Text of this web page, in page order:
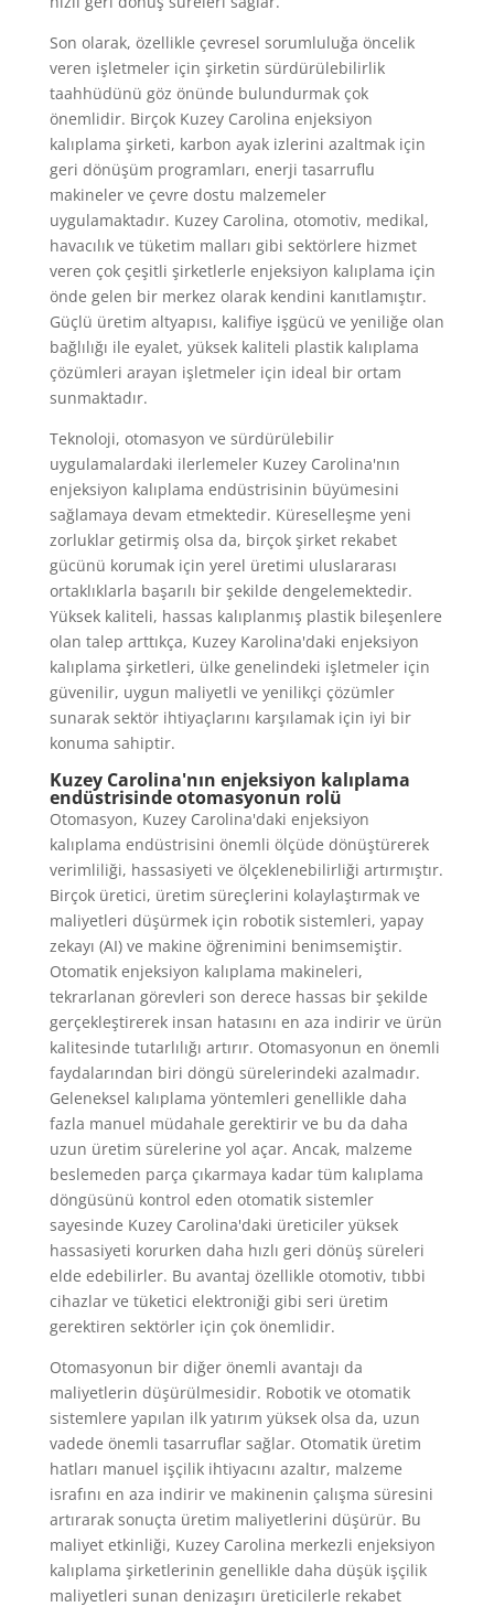
Son olarak, özellikle çevresel sorumluluğa öncelik
veren işletmeler için şirketin sürdürülebilirlik
taahhüdünü göz önünde bulundurmak çok
önemlidir. Birçok Kuzey Carolina enjeksiyon
kalıplama şirketi, karbon ayak izlerini azaltmak için
geri dönüşüm programları, enerji tasarruflu
makineler ve çevre dostu malzemeler
uygulamaktadır. Kuzey Carolina, otomotiv, medikal,
havacılık ve tüketim malları gibi sektörlere hizmet
veren çok çeşitli şirketlerle enjeksiyon kalıplama için
önde gelen bir merkez olarak kendini kanıtlamıştır.
Güçlü üretim altyapısı, kalifiye işgücü ve yeniliğe olan
bağlılığı ile eyalet, yüksek kaliteli plastik kalıplama
çözümleri arayan işletmeler için ideal bir ortam
sunmaktadır.
Teknoloji, otomasyon ve sürdürülebilir
uygulamalardaki ilerlemeler Kuzey Carolina'nın
enjeksiyon kalıplama endüstrisinin büyümesini
sağlamaya devam etmektedir. Küreselleşme yeni
zorluklar getirmiş olsa da, birçok şirket rekabet
gücünü korumak için yerel üretimi uluslararası
ortaklıklarla başarılı bir şekilde dengelemektedir.
Yüksek kaliteli, hassas kalıplanmış plastik bileşenlere
olan talep arttıkça, Kuzey Karolina'daki enjeksiyon
kalıplama şirketleri, ülke genelindeki işletmeler için
güvenilir, uygun maliyetli ve yenilikçi çözümler
sunarak sektör ihtiyaçlarını karşılamak için iyi bir
konuma sahiptir.
Kuzey Carolina'nın enjeksiyon kalıplama
endüstrisinde otomasyonun rolü
Otomasyon, Kuzey Carolina'daki enjeksiyon
kalıplama endüstrisini önemli ölçüde dönüştürerek
verimliliği, hassasiyeti ve ölçeklenebilirliği artırmıştır.
Birçok üretici, üretim süreçlerini kolaylaştırmak ve
maliyetleri düşürmek için robotik sistemleri, yapay
zekayı (AI) ve makine öğrenimini benimsemiştir.
Otomatik enjeksiyon kalıplama makineleri,
tekrarlanan görevleri son derece hassas bir şekilde
gerçekleştirerek insan hatasını en aza indirir ve ürün
kalitesinde tutarlılığı artırır. Otomasyonun en önemli
faydalarından biri döngü sürelerindeki azalmadır.
Geleneksel kalıplama yöntemleri genellikle daha
fazla manuel müdahale gerektirir ve bu da daha
uzun üretim sürelerine yol açar. Ancak, malzeme
beslemeden parça çıkarmaya kadar tüm kalıplama
döngüsünü kontrol eden otomatik sistemler
sayesinde Kuzey Carolina'daki üreticiler yüksek
hassasiyeti korurken daha hızlı geri dönüş süreleri
elde edebilirler. Bu avantaj özellikle otomotiv, tıbbi
cihazlar ve tüketici elektroniği gibi seri üretim
gerektiren sektörler için çok önemlidir.
Otomasyonun bir diğer önemli avantajı da
maliyetlerin düşürülmesidir. Robotik ve otomatik
sistemlere yapılan ilk yatırım yüksek olsa da, uzun
vadede önemli tasarruflar sağlar. Otomatik üretim
hatları manuel işçilik ihtiyacını azaltır, malzeme
israfını en aza indirir ve makinenin çalışma süresini
artırarak sonuçta üretim maliyetlerini düşürür. Bu
maliyet etkinliği, Kuzey Carolina merkezli enjeksiyon
kalıplama şirketlerinin genellikle daha düşük işçilik
maliyetleri sunan denizaşırı üreticilerle rekabet